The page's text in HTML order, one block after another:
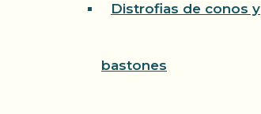
Distrofias de conos y
bastones